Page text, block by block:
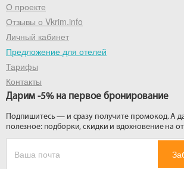
О проекте
Отзывы о Vkrim.info
Личный кабинет
Предложение для отелей
Тарифы
Контакты
Дарим -5% на первое бронирование
Подпишитесь — и сразу получите промокод. А
полезное: подборки, скидки и вдохновение на